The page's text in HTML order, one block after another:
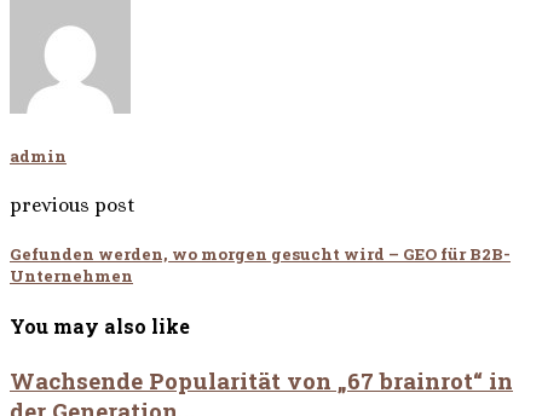
admin
previous post
Gefunden werden, wo morgen gesucht wird – GEO für B2B-
Unternehmen
You may also like
Wachsende Popularität von „67 brainrot“ in